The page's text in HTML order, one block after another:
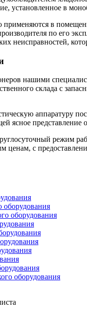
установленное в
в
по его
неисправностей,
нашими
склада с
аппаратуру
ясное представление
режим
ценам, с
оборудования
оборудования
оборудования